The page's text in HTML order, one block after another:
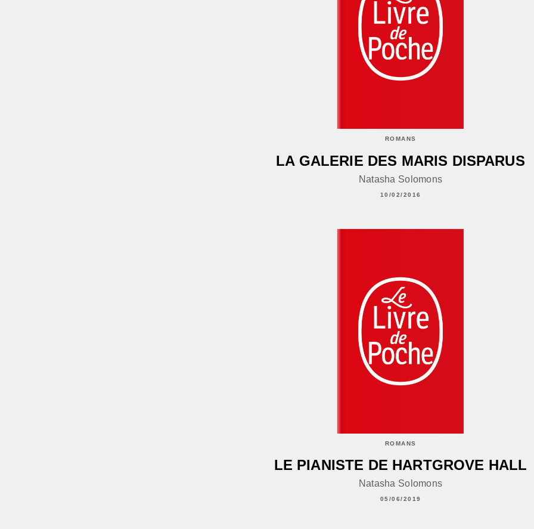
ROMANS
LA GALERIE DES MARIS DISPARUS
Natasha Solomons
10/02/2016
ROMANS
LE PIANISTE DE HARTGROVE HALL
Natasha Solomons
05/06/2019